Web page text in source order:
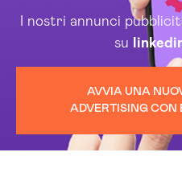
I nostri annunci
su
AVVIA UNA
ADVERTISING CON